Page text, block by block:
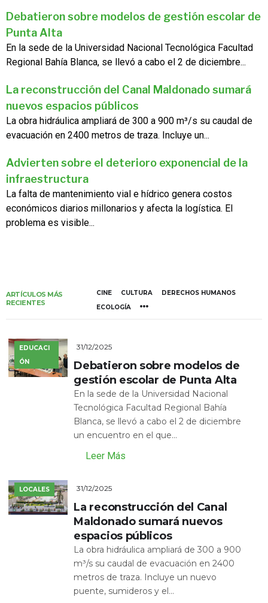
Debatieron sobre modelos de gestión escolar de
Punta Alta
En la sede de la Universidad Nacional Tecnológica Facultad
Regional Bahía Blanca, se llevó a cabo el 2 de diciembre...
La reconstrucción del Canal Maldonado sumará
nuevos espacios públicos
La obra hidráulica ampliará de 300 a 900 m³/s su caudal de
evacuación en 2400 metros de traza. Incluye un...
Advierten sobre el deterioro exponencial de la
infraestructura
La falta de mantenimiento vial e hídrico genera costos
económicos diarios millonarios y afecta la logística. El
problema es visible...
ARTÍCULOS MÁS
RECIENTES
CINE CULTURA
DERECHOS HUMANOS
ECOLOGÍA
EDUCACI
ÓN
31/12/2025
Debatieron sobre modelos de
gestión escolar de Punta Alta
En la sede de la Universidad Nacional
Tecnológica Facultad Regional Bahía
Blanca, se llevó a cabo el 2 de diciembre
un encuentro en el que...
Leer Más
LOCALES 31/12/2025
La reconstrucción del Canal
Maldonado sumará nuevos
espacios públicos
La obra hidráulica ampliará de 300 a 900
m³/s su caudal de evacuación en 2400
metros de traza. Incluye un nuevo
puente, sumideros y el...